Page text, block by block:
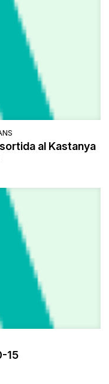
al Kastanya
15